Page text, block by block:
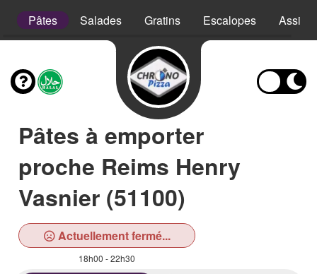
Pâtes Salades Gratins Escalopes
Pâtes à emporter
proche Reims Henry
Vasnier (51100)
Actuellement fermé...
18h00 - 22h30